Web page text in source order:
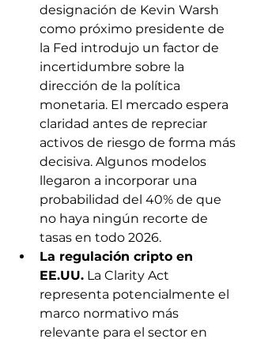
designación de Kevin Warsh
como próximo presidente de
la Fed introdujo un factor de
incertidumbre sobre la
dirección de la política
monetaria. El mercado espera
claridad antes de repreciar
activos de riesgo de forma más
decisiva. Algunos modelos
llegaron a incorporar una
probabilidad del 40% de que
no haya ningún recorte de
tasas en todo 2026.
La regulación cripto en
EE.UU. La Clarity Act
representa potencialmente el
marco normativo más
relevante para el sector en